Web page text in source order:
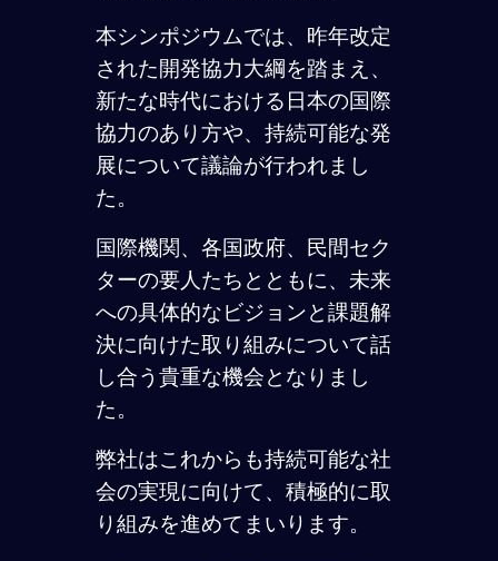
本シンポジウムでは、昨年改定
された開発協力大綱を踏まえ、
新たな時代における日本の国際
協力のあり方や、持続可能な発
展について議論が行われまし
た。
国際機関、各国政府、民間セク
ターの要人たちとともに、未来
への具体的なビジョンと課題解
決に向けた取り組みについて話
し合う貴重な機会となりまし
た。
弊社はこれからも持続可能な社
会の実現に向けて、積極的に取
り組みを進めてまいります。